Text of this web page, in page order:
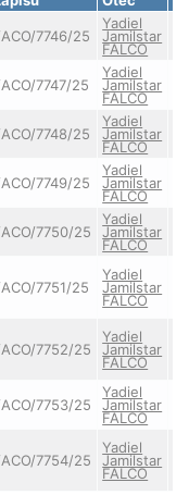
7746/25
Yadiel
Jamilstar
FALCO
7747/25
Yadiel
Jamilstar
FALCO
7748/25
Yadiel
Jamilstar
FALCO
7749/25
Yadiel
Jamilstar
FALCO
7750/25
Yadiel
Jamilstar
FALCO
7751/25
Yadiel
Jamilstar
FALCO
7752/25
Yadiel
Jamilstar
FALCO
7753/25
Yadiel
Jamilstar
FALCO
7754/25
Yadiel
Jamilstar
FALCO